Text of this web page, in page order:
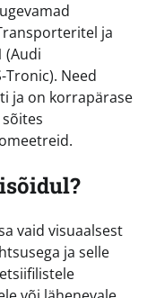
ja
(Audi
Need
ja on korrapärase
vaid visuaalsest
ja selle